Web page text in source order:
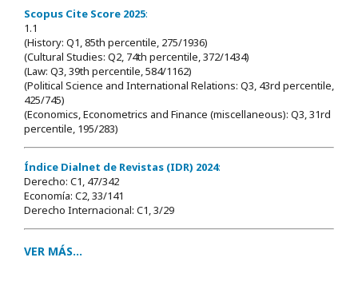
Scopus Cite Score 2025:
1.1
(History: Q1, 85th percentile, 275/1936)
(Cultural Studies: Q2, 74th percentile, 372/1434)
(Law: Q3, 39th percentile, 584/1162)
(Political Science and International Relations: Q3, 43rd percentile,
425/745)
(Economics, Econometrics and Finance (miscellaneous): Q3, 31rd
percentile, 195/283)
Índice Dialnet de Revistas (IDR) 2024:
Derecho: C1, 47/342
Economía: C2, 33/141
Derecho Internacional: C1, 3/29
VER MÁS...